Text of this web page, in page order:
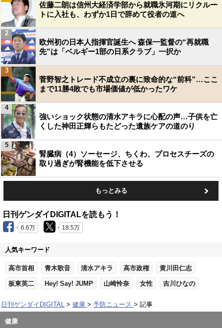
佐藤二朗は信州大経済学部から就職氷河期にリクルー
トに入社も、わずか1日で辞めて役者の道へ
欧州初の日本人指揮官誕生へ 森保一監督の“再就職
先”は「ベルギー1部の日系クラブ」一択か
2
菅野智之トレード不成立の裏に致命的な“前科”…ここ
まで11勝4敗でも市場価値が低かったワケ
3
強いショック状態の清水アキラに心配の声…子供を亡
くした神田正輝らもたどった遺族ケアの道のり
4
腎臓病（4）ソーセージ、ちくわ、プロセスチーズの
取り過ぎが腎機能を低下させる
5
もっとみる
日刊ゲンダイDIGITALを読もう！
6.6万 18.5万
人気キーワード
高市首相 青木歌音 清水アキラ 高市政権 黄川田仁志
板東英二 Hey! Say! JUMP 山崎怜奈 女性 吉川ひなの
日刊ゲンダイDIGITAL 健康 予防ニュース 記事
健康